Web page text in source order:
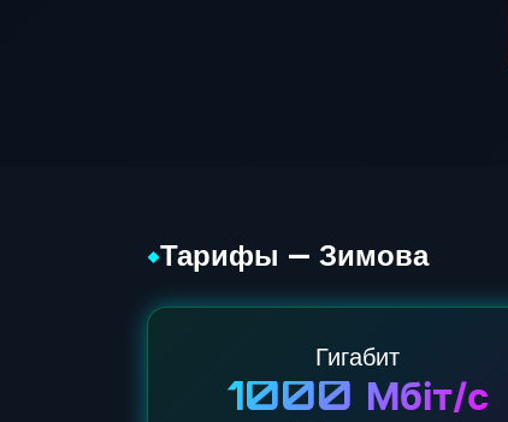
◆Тарифы — Зимова
Гигабит
1000 Мбіт/с